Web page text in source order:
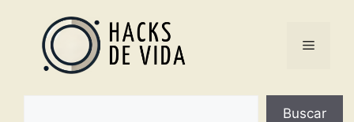
contenido
Menú
Buscar